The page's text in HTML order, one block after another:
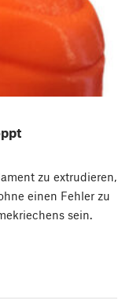
zu extrudieren,
einen Fehler zu
sein.